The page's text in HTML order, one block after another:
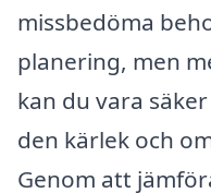
missbedöma
planering, men
kan du vara
den kärlek och
Genom att